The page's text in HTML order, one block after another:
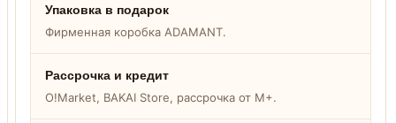
Упаковка в подарок
Фирменная коробка ADAMANT.
Рассрочка и кредит
O!Market, BAKAI Store, рассрочка от M+.